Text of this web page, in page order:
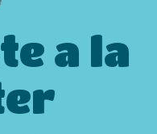
a la